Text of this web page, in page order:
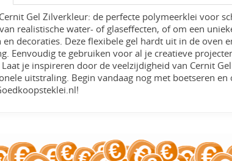
Gel Zilverkleur: de perfecte polymeerklei voor
realistische water- of glaseffecten, of om een
en decoraties. Deze flexibele gel hardt uit in de oven
Eenvoudig te gebruiken voor al je creatieve
Laat je inspireren door de veelzijdigheid van Cernit
uitstraling. Begin vandaag nog met boetseren